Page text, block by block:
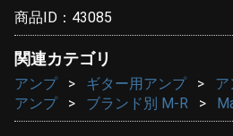
商品ID： 43085
関連カテゴリ
アンプ ギター用アンプ
ア
アンプ
ブランド別 M-R